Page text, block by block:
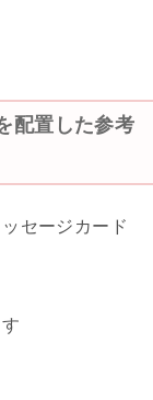
配置した参考
セージカード